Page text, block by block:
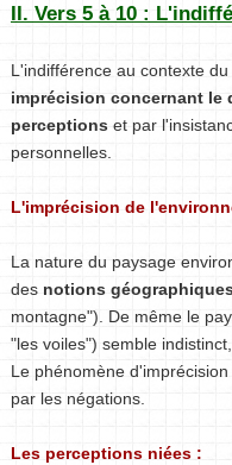
II. Vers 5 à 10 :
L'indifférence au contexte
imprécision concernant le
perceptions et par
personnelles.
L'imprécision de
La nature du paysage
des notions
montagne"). De même le
"les voiles") semble
Le phénomène
par les négations.
Les perceptions niées :